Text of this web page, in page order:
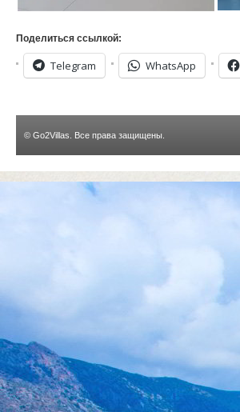
Поделиться ссылкой:
Telegram WhatsApp
© Go2Villas . Все права защищены.